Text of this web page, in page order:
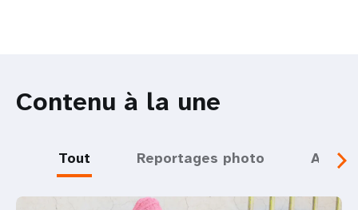
Contenu à la une
Tout Reportages photo